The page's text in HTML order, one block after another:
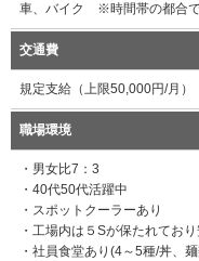
車、バイク ※時間帯の都合
交通費
規定支給（上限50,000円/月）
職場環境
・男女比7：3
・40代50代活躍中
・スポットクーラーあり
・工場内は５Sが保たれてお
・社員食堂あり(4～5種/丼、